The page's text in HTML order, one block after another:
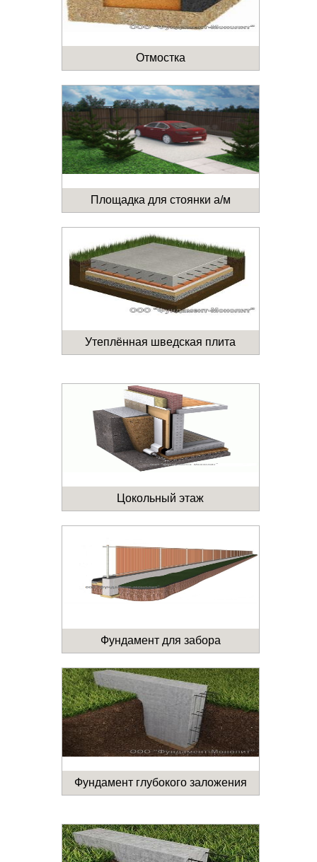
Отмостка
Площадка для стоянки а/м
Утеплённая шведская плита
Цокольный этаж
Фундамент для забора
Фундамент глубокого заложения